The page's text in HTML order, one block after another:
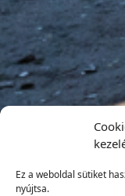
Ez a weboldal sütiket
nyújtsa.